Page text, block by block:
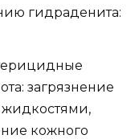
гидраденита:
загрязнение
кожного